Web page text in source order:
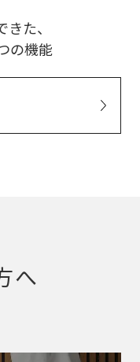
た、
の機能
へ